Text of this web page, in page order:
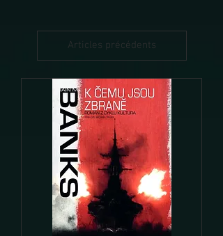
Articles précédents